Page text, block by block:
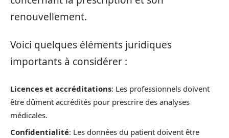
renouvellement.
Voici quelques éléments juridiques
importants à considérer :
Licences et accréditations: Les professionnels doivent
être dûment accrédités pour prescrire des analyses
médicales.
Confidentialité: Les données du patient doivent être